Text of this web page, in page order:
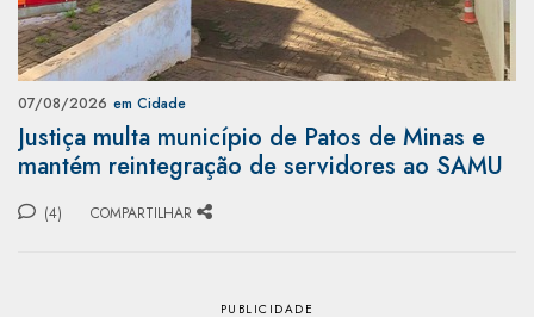
07/08/2026 em Cidade
Justiça multa município de Patos de Minas e
mantém reintegração de servidores ao SAMU
(4) COMPARTILHAR